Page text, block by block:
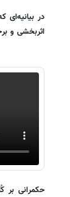
در بیانیه‌ای
اثربخشی و
حکمرانی بر